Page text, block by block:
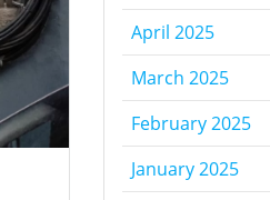
April 2025
March 2025
February 2025
January 2025